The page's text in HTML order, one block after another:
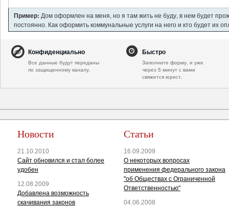
Пример: Дом оформлен на меня, но я там жить не буду, в нем будет
постоянно. Как оформить коммунальные услуги на него и кто будет их
Конфиденциально
Все данные будут переданы
по защищенному каналу.
Быстро
Заполните форму, и уже
через 5 минут с вами
свяжется юрист.
Новости
21.10.2010
Сайт обновился и стал более
удобен
12.08.2009
Добавлена возможность
скачивания законов
Статьи
16.09.2009
О некоторых вопросах
применения федерального закона
"об Обществах с Ограниченной
Ответственностью"
04.06.2008